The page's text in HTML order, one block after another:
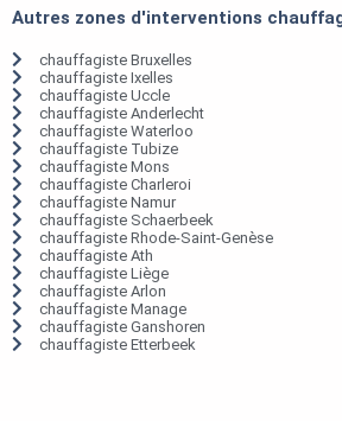
Autres zones d'interventions
chauffagiste Bruxelles
chauffagiste Ixelles
chauffagiste Uccle
chauffagiste Anderlecht
chauffagiste Waterloo
chauffagiste Tubize
chauffagiste Mons
chauffagiste Charleroi
chauffagiste Namur
chauffagiste Schaerbeek
chauffagiste Rhode-Saint-Genèse
chauffagiste Ath
chauffagiste Liège
chauffagiste Arlon
chauffagiste Manage
chauffagiste Ganshoren
chauffagiste Etterbeek